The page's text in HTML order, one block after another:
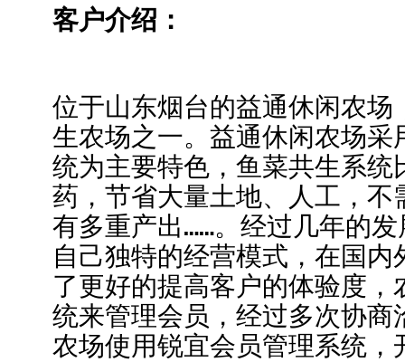
客户介绍：
位于山东烟台的益通休闲农
生农场之一。益通休闲农场
统为主要特色，鱼菜共生系统
药，节省大量土地、人工，
有多重产出……。经过几年的
自己独特的经营模式，在国
了更好的提高客户的体验度
统来管理会员，经过多次协
农场使用锐宜会员管理系统，